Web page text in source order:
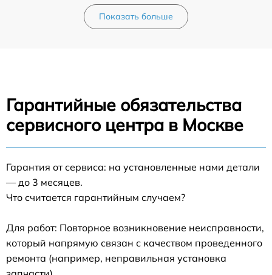
Показать больше
Гарантийные обязательства
сервисного центра в Москве
Гарантия от сервиса: на установленные нами детали
— до 3 месяцев.
Что считается гарантийным случаем?
Для работ: Повторное возникновение неисправности,
который напрямую связан с качеством проведенного
ремонта (например, неправильная установка